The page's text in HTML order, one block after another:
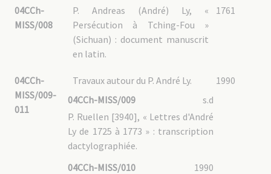
04CCh-GUO – 2.2 : Administration
04CCh-GUO – 2.3 : Vie de la mission
04CCh-GUO – 2.5 : Clergé chinois
04CCh-GUO – 2.6 : Autres congrégations religieuses
04CCh-GUO – 2.7 : Île de Hainan 海南
04CCh-GUO – 3 : Shantou 汕头市 / Swatow
04CCh-GUO – 3.1 : Administration
04CCh-GUO – 3.2 : Vie de la mission
04CCh-GUO – 3.4 : Relations avec les autres établissements MEP
04CCh-GUO – 3.5 Clergé chinois
04CCh-GUO – 3.6 : Documentation
04CCh-GUO – 4 : Zhanjiang 湛江市 / Fort-Bayard
04CCh-
MISS/008
1761
P. Andreas (André) Ly, «
Persécution à Tching-Fou »
(Sichuan) : document manuscrit
en latin.
04CCh-
MISS/009-
011
1990
Travaux autour du P. André Ly.
04CCh-MISS/009
s.d
P. Ruellen [3940], « Lettres d'André
Ly de 1725 à 1773 » : transcription
dactylographiée.
04CCh-MISS/010
1990